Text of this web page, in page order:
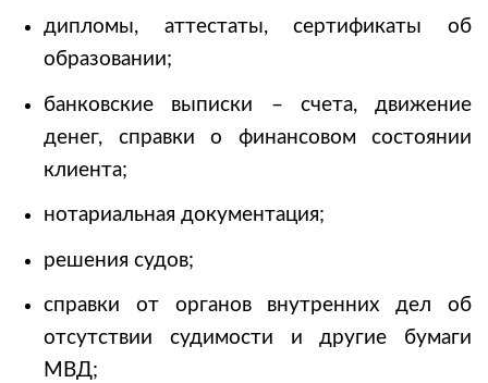
дипломы, аттестаты, сертификаты об
образовании;
банковские выписки – счета, движение
денег, справки о финансовом состоянии
клиента;
нотариальная документация;
решения судов;
справки от органов внутренних дел об
отсутствии судимости и другие бумаги
МВД;